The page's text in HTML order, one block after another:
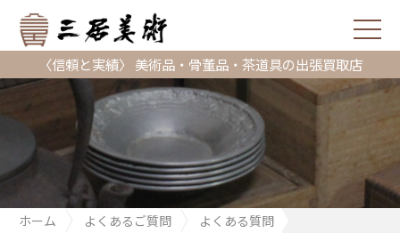
〈信頼と実績〉 美術品・骨董品・茶道具の出張買取店
ホーム よくあるご質問
よくある質問